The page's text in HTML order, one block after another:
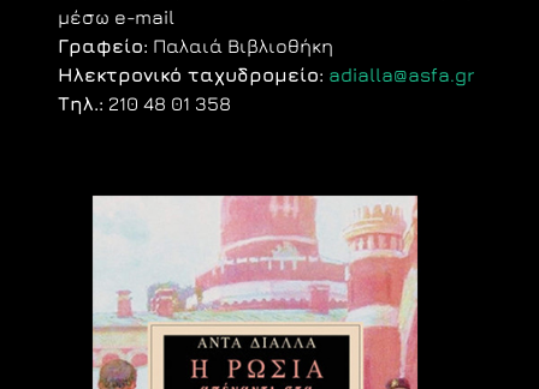
μέσω e-mail
Γραφείο: Παλαιά Βιβλιοθήκη
Ηλεκτρονικό ταχυδρομείο: adialla@asfa.gr
Τηλ.: 210 48 01 358